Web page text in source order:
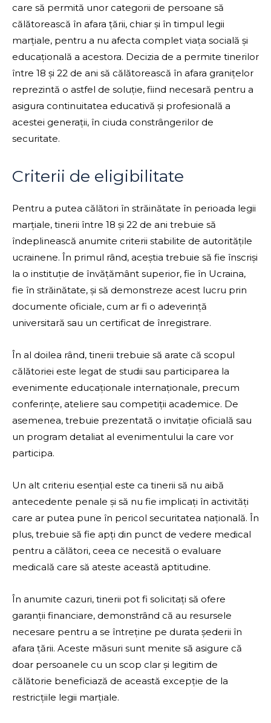
care să permită unor categorii de persoane să
călătorească în afara țării, chiar și în timpul legii
marțiale, pentru a nu afecta complet viața socială și
educațională a acestora. Decizia de a permite tinerilor
între 18 și 22 de ani să călătorească în afara granițelor
reprezintă o astfel de soluție, fiind necesară pentru a
asigura continuitatea educativă și profesională a
acestei generații, în ciuda constrângerilor de
securitate.
Criterii de eligibilitate
Pentru a putea călători în străinătate în perioada legii
marțiale, tinerii între 18 și 22 de ani trebuie să
îndeplinească anumite criterii stabilite de autoritățile
ucrainene. În primul rând, aceștia trebuie să fie înscriși
la o instituție de învățământ superior, fie în Ucraina,
fie în străinătate, și să demonstreze acest lucru prin
documente oficiale, cum ar fi o adeverință
universitară sau un certificat de înregistrare.
În al doilea rând, tinerii trebuie să arate că scopul
călătoriei este legat de studii sau participarea la
evenimente educaționale internaționale, precum
conferințe, ateliere sau competiții academice. De
asemenea, trebuie prezentată o invitație oficială sau
un program detaliat al evenimentului la care vor
participa.
Un alt criteriu esențial este ca tinerii să nu aibă
antecedente penale și să nu fie implicați în activități
care ar putea pune în pericol securitatea națională. În
plus, trebuie să fie apți din punct de vedere medical
pentru a călători, ceea ce necesită o evaluare
medicală care să ateste această aptitudine.
În anumite cazuri, tinerii pot fi solicitați să ofere
garanții financiare, demonstrând că au resursele
necesare pentru a se întreține pe durata șederii în
afara țării. Aceste măsuri sunt menite să asigure că
doar persoanele cu un scop clar și legitim de
călătorie beneficiază de această excepție de la
restricțiile legii marțiale.